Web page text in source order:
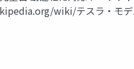
wiki/テスラ・モデ